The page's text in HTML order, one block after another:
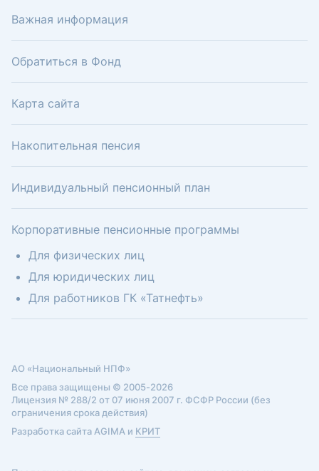
Важная информация
Обратиться в Фонд
Карта сайта
Накопительная пенсия
Индивидуальный пенсионный план
Корпоративные пенсионные программы
Для физических лиц
Для юридических лиц
Для работников ГК «Татнефть»
АО «Национальный НПФ»
Все права защищены © 2005-2026
Лицензия № 288/2 от 07 июня 2007 г. ФСФР России (без
ограничения срока действия)
Разработка сайта AGIMA и КРИТ